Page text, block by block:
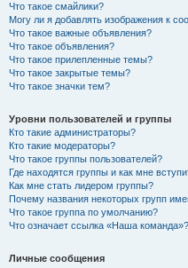
Что такое смайлики?
Могу ли я добавлять изображения к
Что такое важные объявления?
Что такое объявления?
Что такое прилепленные темы?
Что такое закрытые темы?
Что такое значки тем?
Уровни пользователей и группы
Кто такие администраторы?
Кто такие модераторы?
Что такое группы пользователей?
Где находятся группы и как мне
Как мне стать лидером группы?
Почему названия некоторых групп
Что такое группа по умолчанию?
Что означает ссылка «Наша команда»?
Личные сообщения